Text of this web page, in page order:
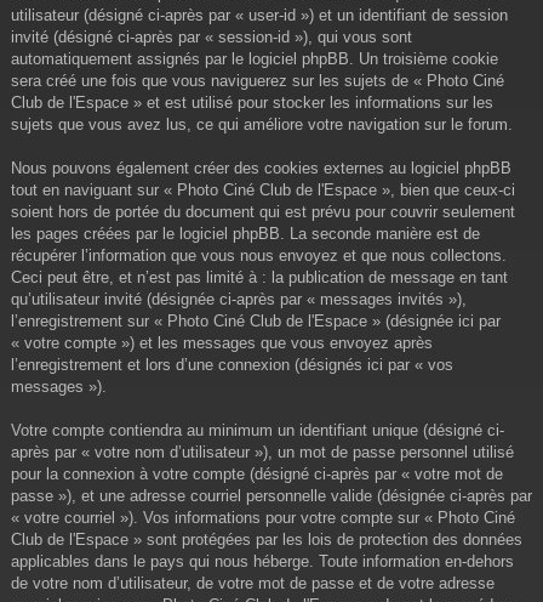
utilisateur (désigné ci-après par « user-id ») et un identifiant de session
invité (désigné ci-après par « session-id »), qui vous sont
automatiquement assignés par le logiciel phpBB. Un troisième cookie
sera créé une fois que vous naviguerez sur les sujets de « Photo Ciné
Club de l'Espace » et est utilisé pour stocker les informations sur les
sujets que vous avez lus, ce qui améliore votre navigation sur le forum.
Nous pouvons également créer des cookies externes au logiciel phpBB
tout en naviguant sur « Photo Ciné Club de l'Espace », bien que ceux-ci
soient hors de portée du document qui est prévu pour couvrir seulement
les pages créées par le logiciel phpBB. La seconde manière est de
récupérer l’information que vous nous envoyez et que nous collectons.
Ceci peut être, et n’est pas limité à : la publication de message en tant
qu’utilisateur invité (désignée ci-après par « messages invités »),
l’enregistrement sur « Photo Ciné Club de l'Espace » (désignée ici par
« votre compte ») et les messages que vous envoyez après
l’enregistrement et lors d’une connexion (désignés ici par « vos
messages »).
Votre compte contiendra au minimum un identifiant unique (désigné ci-
après par « votre nom d’utilisateur »), un mot de passe personnel utilisé
pour la connexion à votre compte (désigné ci-après par « votre mot de
passe »), et une adresse courriel personnelle valide (désignée ci-après par
« votre courriel »). Vos informations pour votre compte sur « Photo Ciné
Club de l'Espace » sont protégées par les lois de protection des données
applicables dans le pays qui nous héberge. Toute information en-dehors
de votre nom d’utilisateur, de votre mot de passe et de votre adresse